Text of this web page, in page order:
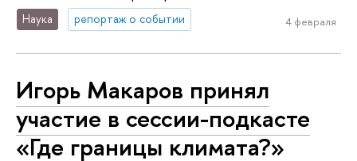
Наука репортаж о событии 4 февраля
Игорь Макаров принял
участие в сессии-подкасте
«Где границы климата?»